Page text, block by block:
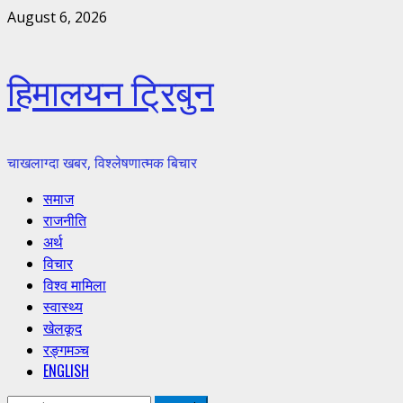
Skip
August 6, 2026
हिमालयन ट्रिबुन
चाखलाग्दा खबर, विश्लेषणात्मक बिचार
Primary
Menu
समाज
राजनीति
अर्थ
विचार
विश्व मामिला
स्वास्थ्य
खेलकूद
रङ्गमञ्च
ENGLISH